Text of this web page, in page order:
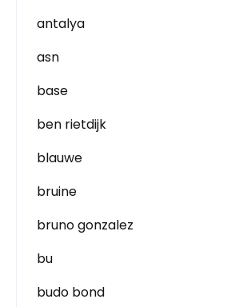
antalya
asn
base
ben rietdijk
blauwe
bruine
bruno gonzalez
bu
budo bond